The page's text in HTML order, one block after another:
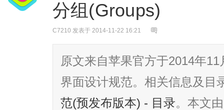
分组(Groups)
C7210 发表于 2014-11-22 16:21
原文来自苹果官方于2014年
界面设计规范。相关信息及目
范(预发布版本) - 目录。本文由